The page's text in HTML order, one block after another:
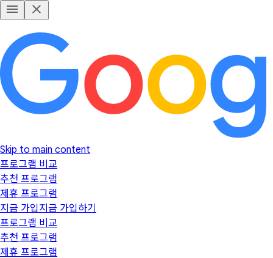
Skip to main content
프로그램 비교
추천 프로그램
제휴 프로그램
지금 가입 지금 가입하기
프로그램 비교
추천 프로그램
제휴 프로그램